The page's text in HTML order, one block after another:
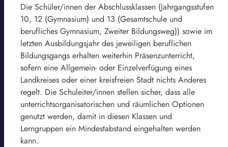
Die Schüler/innen der Abschlussklassen (Jahrgangsstufen
10, 12 (Gymnasium) und 13 (Gesamtschule und
berufliches Gymnasium, Zweiter Bildungsweg)) sowie im
letzten Ausbildungsjahr des jeweiligen beruflichen
Bildungsgangs erhalten weiterhin Präsenzunterricht,
sofern eine Allgemein- oder Einzelverfügung eines
Landkreises oder einer kreisfreien Stadt nichts Anderes
regelt. Die Schuleiter/innen stellen sicher, dass alle
unterrichtsorganisatorischen und räumlichen Optionen
genutzt werden, damit in diesen Klassen und
Lerngruppen ein Mindestabstand eingehalten werden
kann.